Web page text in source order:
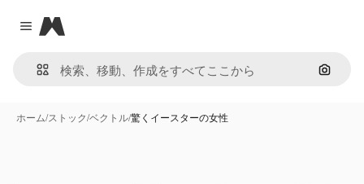
Close menu
Magnific
画像で
ホーム/ストック/ベクトル/驚くイースターの女性